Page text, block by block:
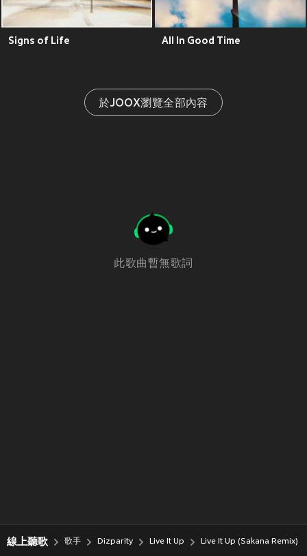
Signs of Life All In Good Time
於JOOX瀏覽全部內容
此歌曲暫無歌詞
線上聽歌 歌手 Dizparity Live It Up Live It Up (Sakana Remix)